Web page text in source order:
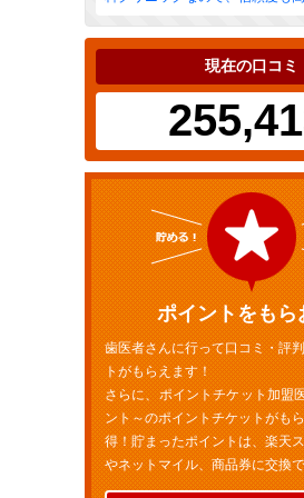
現在の口コミ
ポイントをもら
歯医者さんに行って口コミ・評
トがもらえます！
さらに、ポイントチケット加盟
ント～のポイントチケットがも
得！貯まったポイントは、楽天
やネットマイル、商品券に交換